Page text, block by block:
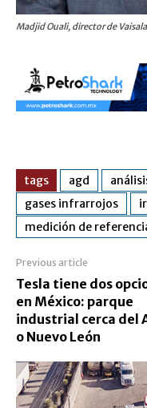
Madjid Ouali, director de
tags agd
gases infrarrojos
ir
medición de
Previous article
Tesla tiene dos
en México: parque
industrial cerca del
o Nuevo León